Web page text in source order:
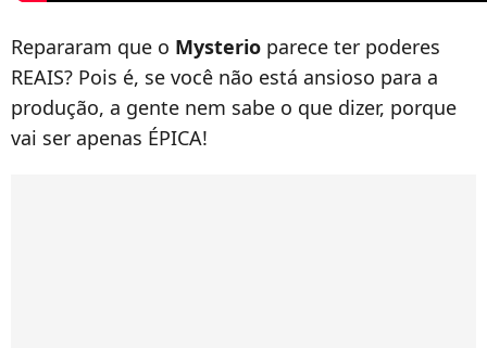
Repararam que o Mysterio parece ter poderes
REAIS? Pois é, se você não está ansioso para a
produção, a gente nem sabe o que dizer, porque
vai ser apenas ÉPICA!